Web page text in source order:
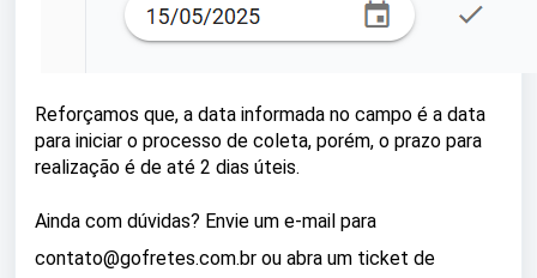
Reforçamos que, a data informada no campo é a data
para iniciar o processo de coleta, porém, o prazo para
realização é de até 2 dias úteis.
Ainda com dúvidas? Envie um e-mail para
contato@gofretes.com.br ou abra um ticket de